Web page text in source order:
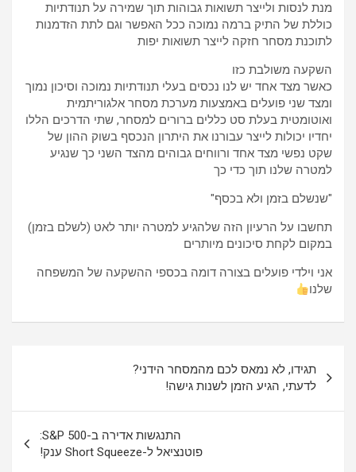
מנת לנסות ולייצר תשואות גבוהות תוך שמירה על תנודתיות
כוללת של התיק ברמה נמוכה ככל האפשר וגם לתת הזדמנות
לתוכנת מסחר חזקה לייצר תשואות יפות
השקעה משולבת כזו
כאשר מצד אחד יש לנו נכסים בעלי תנודתיות נמוכה וסיכון נמוך
ומצד שני פועלים באמצעות מערכת מסחר אלגוריתמית
ואוטומטית בעלת סט כללים ברורים למסחר, שתי הדרכים הללו
יחדיו יכולות לייצר עבורנו את היתרון הנכסף בשוק ההון של
שקט נפשי מצד אחד ורווחים גבוהים מהצד השני כך שנגיע
למטרה שלנו תוך כדי כך
"שנשלם בזמן ולא בכסף"
תחשבו על הרעיון הזה שלהגיע למטרה יותר לאט (לשלם בזמן)
במקום לקחת סיכונים מיותרים
אני וילדי פועלים בצורה דומה בכספי ההשקעה של המשפחה
שלנו
תגידו, לא נמאס לכם מהמסחר הידני?
לדעתי, הגיע הזמן לשנות גישה!
התנגשות אדירה ב-S&P 500:
פוטנציאל ל-Short Squeeze ענק!